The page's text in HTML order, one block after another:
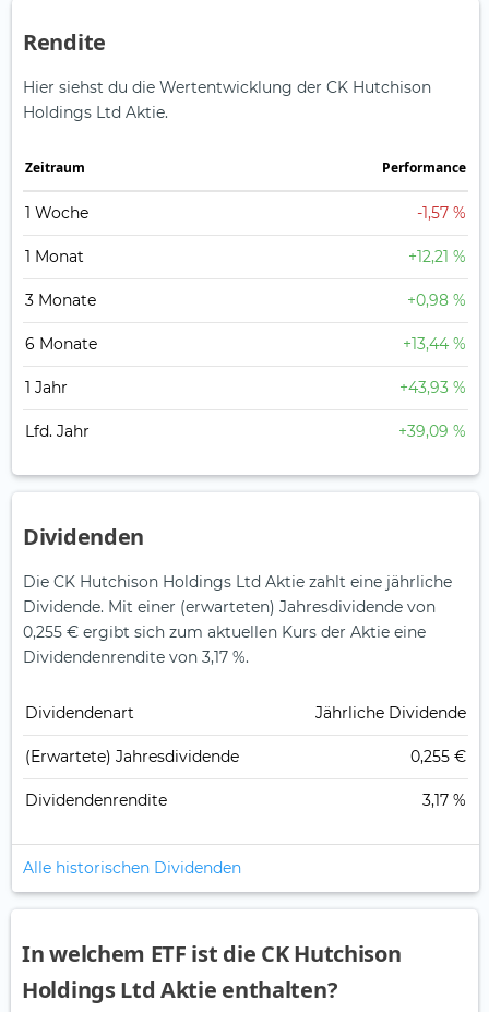
Rendite
Hier siehst du die Wertentwicklung der CK Hutchison
Holdings Ltd Aktie.
Zeitraum Perfor­mance
1 Woche -1,57 %
1 Monat +12,21 %
3 Monate +0,98 %
6 Monate +13,44 %
1 Jahr +43,93 %
Lfd. Jahr +39,09 %
Dividenden
Die CK Hutchison Holdings Ltd Aktie zahlt eine jährliche
Dividende. Mit einer (erwarteten) Jahresdividende von
0,255 € ergibt sich zum aktuellen Kurs der Aktie eine
Dividendenrendite von 3,17 %.
Dividendenart Jährliche Dividende
(Erwartete) Jahresdividende 0,255 €
Dividendenrendite 3,17 %
Alle historischen Dividenden
In welchem ETF ist die CK Hutchison
Holdings Ltd Aktie enthalten?